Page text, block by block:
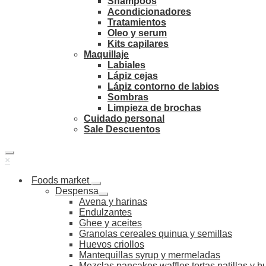
Acondicionadores
Tratamientos
Oleo y serum
Kits capilares
Maquillaje
Labiales
Lápiz cejas
Lápiz contorno de labios
Sombras
Limpieza de brochas
Cuidado personal
Sale Descuentos
×
Foods market
Despensa
Avena y harinas
Endulzantes
Ghee y aceites
Granolas cereales quinua y semillas
Huevos criollos
Mantequillas syrup y mermeladas